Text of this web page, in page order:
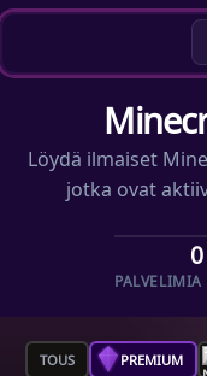
Löydä ilmaiset
jotka ovat
0
PALVELIMIA
TOUS PREMIUM